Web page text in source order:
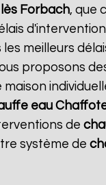
Forbach, que
les meilleurs
proposons
maison
eau
de
système de